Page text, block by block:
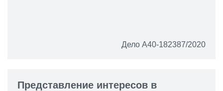
Дело А40-182387/2020
Представление интересов в